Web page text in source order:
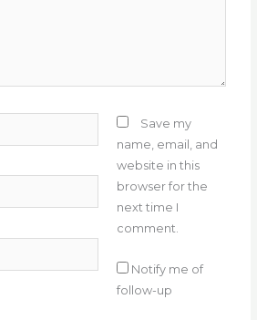
Save my
name, email, and
website in this
browser for the
next time I
comment.
Notify me of
follow-up